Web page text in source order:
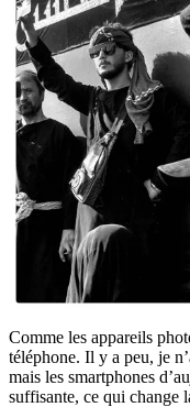
Comme les appareils
téléphone. Il y a peu, je
mais les smartphones
suffisante, ce qui change